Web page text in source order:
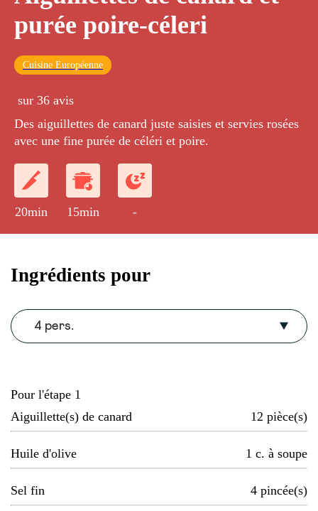
purée poire-céleri
Cuisine Européenne
sur 36 avis
Des aiguillettes de canard juste saisies et servies rosées
avec une fine purée de céléri et poire.
20min 15min -
Ingrédients pour
4 pers.
Pour l'étape 1
Aiguillette(s) de canard
12 pièce(s)
Huile d'olive 1 c. à soupe
Sel fin 4 pincée(s)